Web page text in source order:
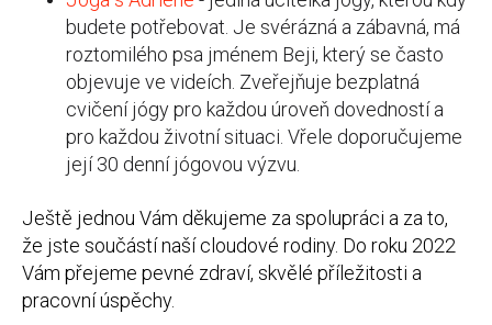
budete potřebovat. Je svérázná a zábavná, má
roztomilého psa jménem Beji, který se často
objevuje ve videích. Zveřejňuje bezplatná
cvičení jógy pro každou úroveň dovedností a
pro každou životní situaci. Vřele doporučujeme
její 30 denní jógovou výzvu.
Ještě jednou Vám děkujeme za spolupráci a za to,
že jste součástí naší cloudové rodiny. Do roku 2022
Vám přejeme pevné zdraví, skvělé příležitosti a
pracovní úspěchy.